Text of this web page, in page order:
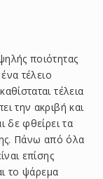
ποιότητας
τέλειο
τέλεια
την ακριβή και
δε φθείρει τα
Πάνω από όλα
επίσης
το ψάρεμα